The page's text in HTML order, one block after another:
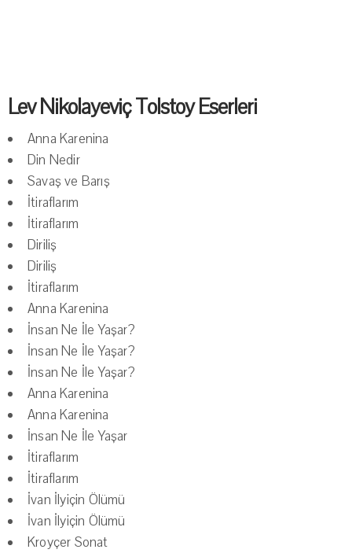
Lev Nikolayeviç Tolstoy Eserleri
Anna Karenina
Din Nedir
Savaş ve Barış
İtiraflarım
İtiraflarım
Diriliş
Diriliş
İtiraflarım
Anna Karenina
İnsan Ne İle Yaşar?
İnsan Ne İle Yaşar?
İnsan Ne İle Yaşar?
Anna Karenina
Anna Karenina
İnsan Ne İle Yaşar
İtiraflarım
İtiraflarım
İvan İlyiçin Ölümü
İvan İlyiçin Ölümü
Kroyçer Sonat